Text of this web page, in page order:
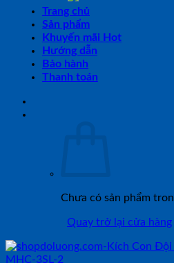
Trang chủ
Sản phẩm
Khuyến mãi Hot
Hướng dẫn
Bảo hành
Thanh toán
Chưa có sản phẩm
Quay trở lại cửa hàng